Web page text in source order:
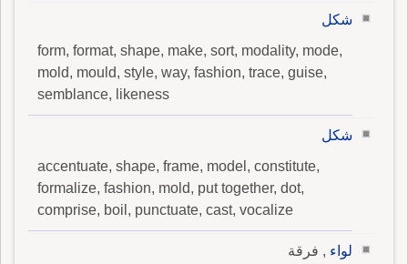
شكل
form, format, shape, make, sort, modality, mode,
mold, mould, style, way, fashion, trace, guise,
semblance, likeness
شكل
accentuate, shape, frame, model, constitute,
formalize, fashion, mold, put together, dot,
comprise, boil, punctuate, cast, vocalize
لواء , فرقة